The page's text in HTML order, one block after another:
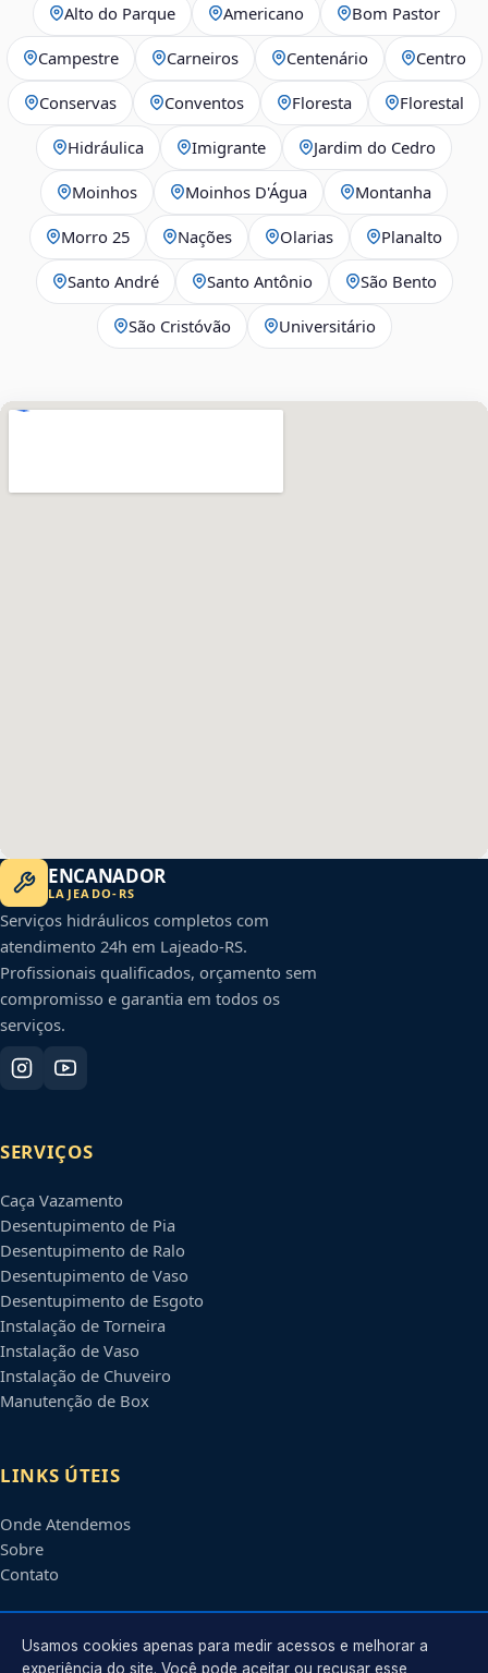
Alto do Parque Americano Bom Pastor
Campestre Carneiros Centenário Centro
Conservas Conventos Floresta Florestal
Hidráulica Imigrante Jardim do Cedro
Moinhos Moinhos D'Água Montanha
Morro 25 Nações Olarias Planalto
Santo André Santo Antônio São Bento
São Cristóvão Universitário
ENCANADOR
LAJEADO- RS
Serviços hidráulicos completos com
atendimento 24h em Lajeado-RS.
Profissionais qualificados, orçamento sem
compromisso e garantia em todos os
serviços.
SERVIÇOS
Caça Vazamento
Desentupimento de Pia
Desentupimento de Ralo
Desentupimento de Vaso
Desentupimento de Esgoto
Instalação de Torneira
Instalação de Vaso
Instalação de Chuveiro
Manutenção de Box
LINKS ÚTEIS
Onde Atendemos
Sobre
Contato
CONTATO
Usamos cookies apenas para medir acessos e melhorar a
experiência do site. Você pode aceitar ou recusar esse